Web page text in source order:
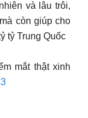
và lâu trôi,
còn giúp cho
tỷ Trung Quốc
mắt thật xinh